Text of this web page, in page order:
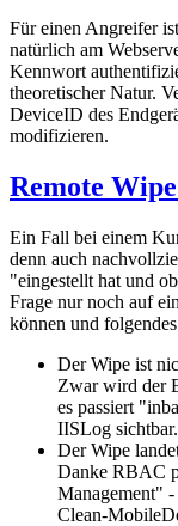
Für einen Angreifer
natürlich am
Kennwort
theoretischer Natur.
DeviceID des
modifizieren.
Remote
Ein Fall bei einem
denn auch
"eingestellt hat und
Frage nur noch auf
können und
Der Wipe ist
Zwar wird der
es passiert
IISLog sichtbar.
Der Wipe
Danke RBAC
Management"
Clean-